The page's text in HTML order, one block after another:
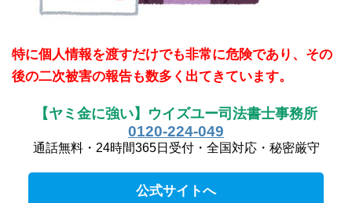
特に個人情報を渡すだけでも非常に危険であり、その
後の二次被害の報告も数多く出てきています。
【ヤミ金に強い】ウイズユー司法書士事務所
0120-224-049
通話無料・24時間365日受付・全国対応・秘密厳守
公式サイトへ